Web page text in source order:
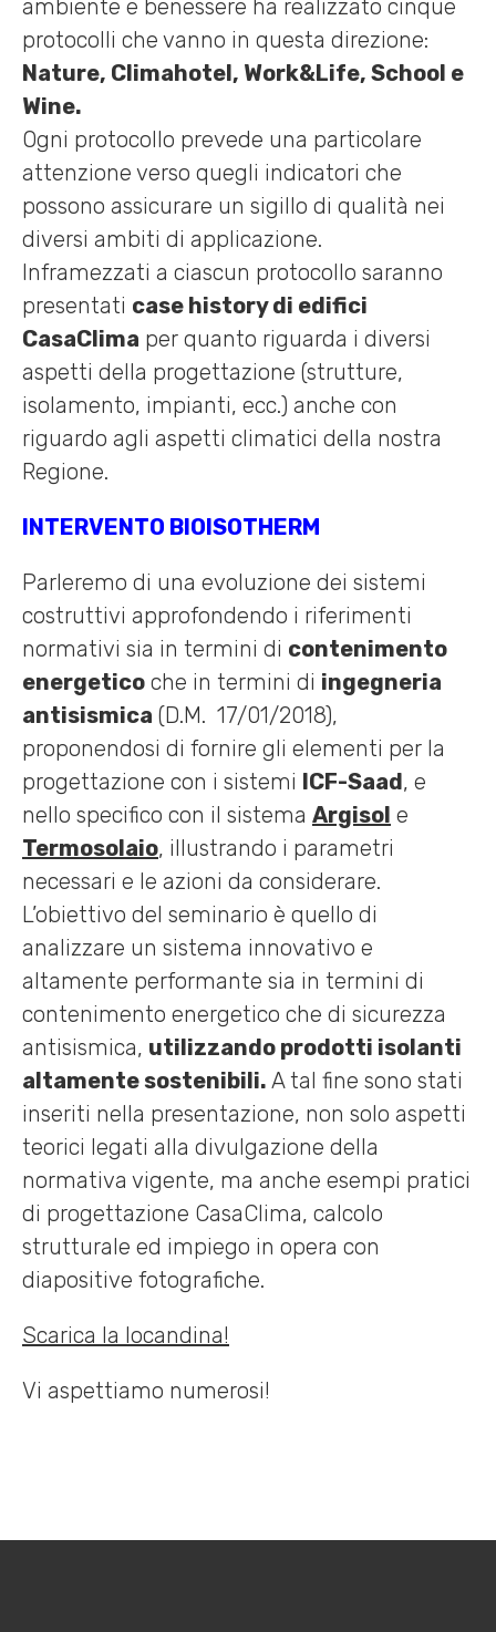
ambiente e benessere ha realizzato cinque
protocolli che vanno in questa direzione:
Nature, Climahotel, Work&Life, School e
Wine.
Ogni protocollo prevede una particolare
attenzione verso quegli indicatori che
possono assicurare un sigillo di qualità nei
diversi ambiti di applicazione.
Inframezzati a ciascun protocollo saranno
presentati case history di edifici
CasaClima per quanto riguarda i diversi
aspetti della progettazione (strutture,
isolamento, impianti, ecc.) anche con
riguardo agli aspetti climatici della nostra
Regione.
INTERVENTO BIOISOTHERM
Parleremo di una evoluzione dei sistemi
costruttivi approfondendo i riferimenti
normativi sia in termini di contenimento
energetico che in termini di ingegneria
antisismica (D.M. 17/01/2018),
proponendosi di fornire gli elementi per la
progettazione con i sistemi ICF-Saad, e
nello specifico con il sistema Argisol e
Termosolaio, illustrando i parametri
necessari e le azioni da considerare.
L’obiettivo del seminario è quello di
analizzare un sistema innovativo e
altamente performante sia in termini di
contenimento energetico che di sicurezza
antisismica, utilizzando prodotti isolanti
altamente sostenibili. A tal fine sono stati
inseriti nella presentazione, non solo aspetti
teorici legati alla divulgazione della
normativa vigente, ma anche esempi pratici
di progettazione CasaClima, calcolo
strutturale ed impiego in opera con
diapositive fotografiche.
Scarica la locandina!
Vi aspettiamo numerosi!